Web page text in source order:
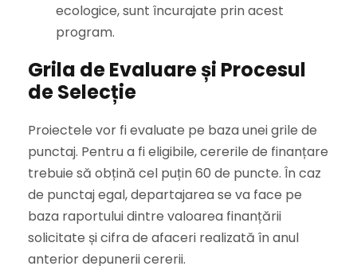
ecologice, sunt încurajate prin acest
program.
Grila de Evaluare și Procesul
de Selecție
Proiectele vor fi evaluate pe baza unei grile de
punctaj. Pentru a fi eligibile, cererile de finanțare
trebuie să obțină cel puțin 60 de puncte. În caz
de punctaj egal, departajarea se va face pe
baza raportului dintre valoarea finanțării
solicitate și cifra de afaceri realizată în anul
anterior depunerii cererii.